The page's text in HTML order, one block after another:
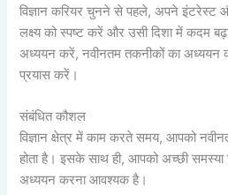
विज्ञान करियर चुनने से पहले, अपने इंटरेस्ट
लक्ष्य को स्पष्ट करें और उसी दिशा में कदम
अध्ययन करें, नवीनतम तकनीकों का अध्ययन
प्रयास करें।
संबंधित कौशल
विज्ञान क्षेत्र में काम करते समय, आपको
होता है। इसके साथ ही, आपको अच्छी
अध्ययन करना आवश्यक है।